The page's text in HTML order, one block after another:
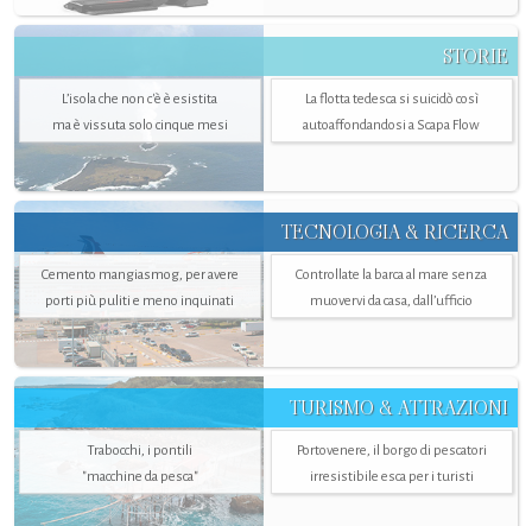
STORIE
L’isola che non c'è è esistita
ma è vissuta solo cinque mesi
La flotta tedesca si suicidò così
autoaffondandosi a Scapa Flow
TECNOLOGIA & RICERCA
Cemento mangiasmog, per avere
porti più puliti e meno inquinati
Controllate la barca al mare senza
muovervi da casa, dall’ufficio
TURISMO & ATTRAZIONI
Trabocchi, i pontili
"macchine da pesca"
Portovenere, il borgo di pescatori
irresistibile esca per i turisti